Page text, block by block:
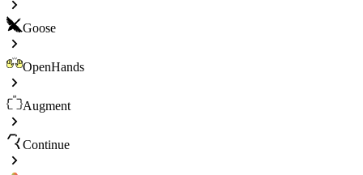
Goose
OpenHands
Augment
Continue